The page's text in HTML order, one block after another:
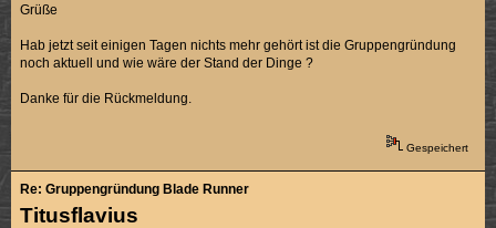
Grüße
Hab jetzt seit einigen Tagen nichts mehr gehört ist die Gruppengründung
noch aktuell und wie wäre der Stand der Dinge ?
Danke für die Rückmeldung.
Gespeichert
Titusflavius
Re: Gruppengründung Blade Runner